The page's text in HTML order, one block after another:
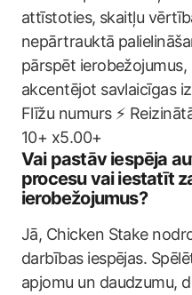
attīstoties, skaitļu
nepārtrauktā
pārspēt
akcentējot savlaicīgas
Flīžu numurs ⚡
10+ x5.00+
Vai pastāv iespēja
procesu vai iestatīt
ierobežojumus?
Jā, Chicken Stake
darbības iespējas.
apjomu un daudzumu,